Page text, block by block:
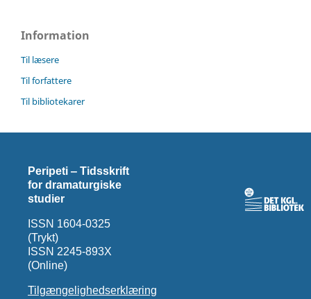
Information
Til læsere
Til forfattere
Til bibliotekarer
Peripeti ‒ Tidsskrift
for dramaturgiske
studier
ISSN 1604-0325
(Trykt)
ISSN 2245-893X
(Online)
Tilgængelighedserklæring